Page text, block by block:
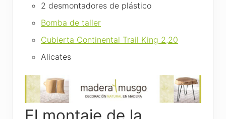
2 desmontadores de plástico
Bomba de taller
Cubierta Continental Trail King 2,20
Alicates